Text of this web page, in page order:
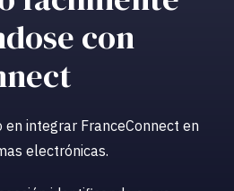
con
integrar FranceConnect en
electrónicas.